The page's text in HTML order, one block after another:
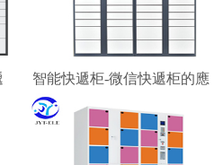
智能快遞柜-微信快遞柜的應
用場景